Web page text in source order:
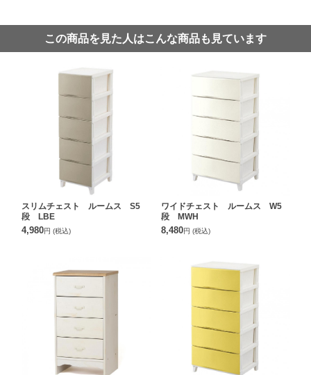
この商品を見た人はこんな商品も見ています
スリムチェスト ルームス S5
段 LBE
4,980円 (税込)
ワイドチェスト ルームス W5
段 MWH
8,480円 (税込)